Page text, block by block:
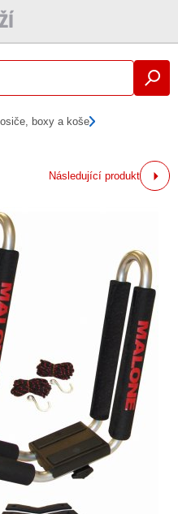
boxy a koše
Následující produkt